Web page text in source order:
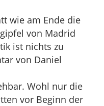
wie am Ende die
von Madrid
ist nichts zu
von Daniel
Wohl nur die
vor Beginn der